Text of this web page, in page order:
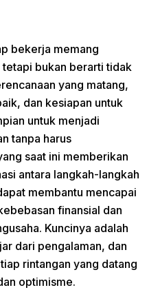
bekerja memang
tetapi bukan berarti tidak
yang matang,
dan kesiapan untuk
untuk menjadi
tanpa harus
saat ini memberikan
antara langkah-langkah
membantu mencapai
finansial dan
Kuncinya adalah
dari pengalaman, dan
rintangan yang datang
optimisme.